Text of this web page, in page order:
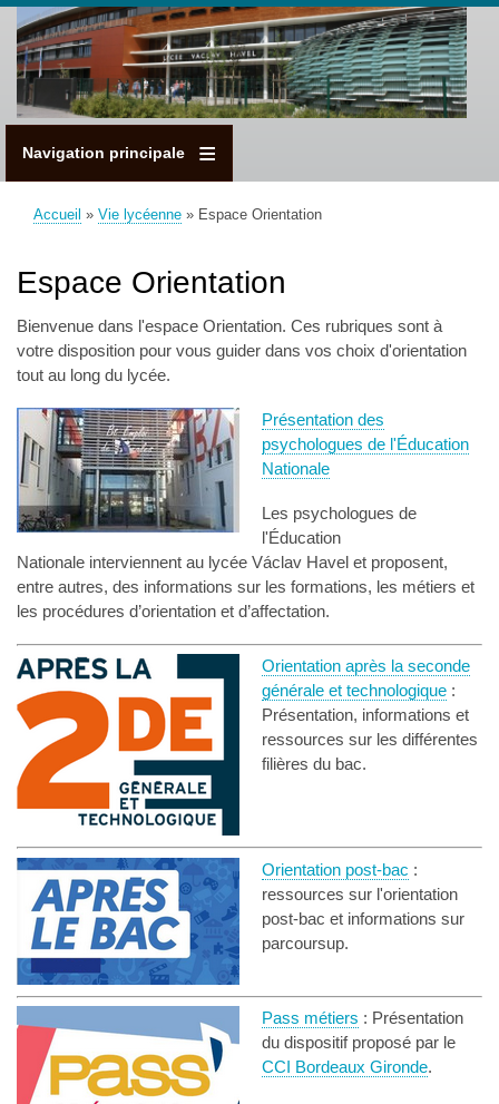
Aller
au
contenu
principal
Navigation principale
Accueil Vie lycéenne Espace Orientation
Espace Orientation
Bienvenue dans l'espace Orientation. Ces rubriques sont à
votre disposition pour vous guider dans vos choix d'orientation
tout au long du lycée.
Présentation des
psychologues de l'Éducation
Nationale
Les psychologues de
l'Éducation
Nationale interviennent au lycée Václav Havel et proposent,
entre autres, des informations sur les formations, les métiers et
les procédures d’orientation et d’affectation.
Orientation après la seconde
générale et technologique :
Présentation, informations et
ressources sur les différentes
filières du bac.
Orientation post-bac :
ressources sur l'orientation
post-bac et informations sur
parcoursup.
Pass métiers : Présentation
du dispositif proposé par le
CCI Bordeaux Gironde.